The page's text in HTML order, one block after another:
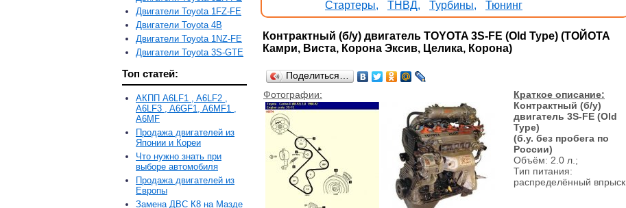
Двигатели Toyota 1FZ-FE
Двигатели Toyota 4B
Двигатели Toyota 1NZ-FE
Двигатели Toyota 3S-GTE
Топ статей:
АКПП A6LF1 , A6LF2 ,
A6LF3 , A6GF1, A6MF1 ,
A6MF
Продажа двигателей из
Японии и Кореи
Что нужно знать при
выборе автомобиля
Продажа двигателей из
Европы
Замена ДВС К8 на Мазде
Стартеры,
ТНВД, Турбины, Тюнинг
Контрактный (б/у) двигатель TOYOTA 3S-FE (Old Type) (ТОЙОТА
Камри, Виста, Корона Эксив, Целика, Корона)
Поделиться…
Фотографии:
Краткое описание:
Контрактный (б/у)
двигатель 3S-FE (Old
Type)
(б.у. без пробега по
России)
Объём: 2.0 л.;
Тип питания:
распределённый впрыск